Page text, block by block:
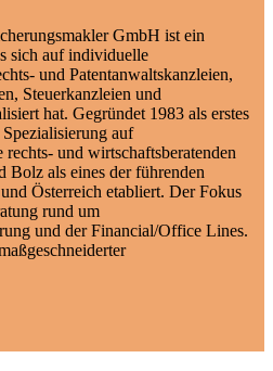
GmbH ist ein
sich auf individuelle
und Patentanwaltskanzleien,
Steuerkanzleien und
hat. Gegründet 1983 als erstes
auf
und wirtschaftsberatenden
als eines der führenden
Österreich etabliert. Der Fokus
rund um
und der Financial/Office Lines.